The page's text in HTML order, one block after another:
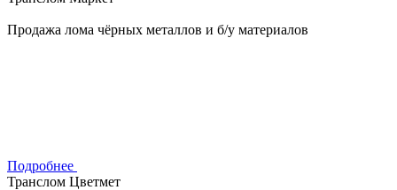
Продажа лома чёрных металлов и б/у материалов
Подробнее
Транслом Цветмет